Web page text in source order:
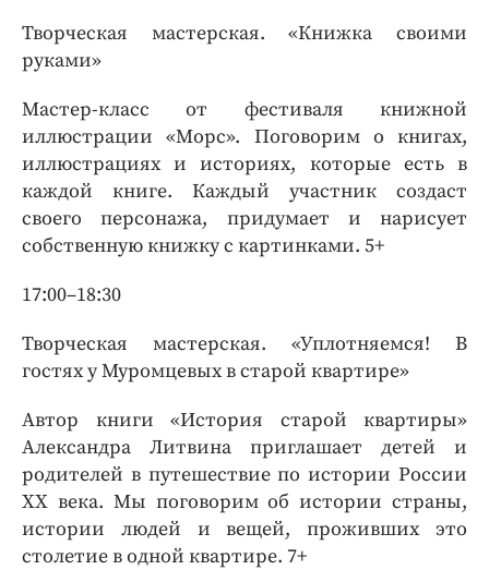
Творческая мастерская. «Книжка своими
руками»
Мастер-класс от фестиваля книжной
иллюстрации «Морс». Поговорим о книгах,
иллюстрациях и историях, которые есть в
каждой книге. Каждый участник создаст
своего персонажа, придумает и нарисует
собственную книжку с картинками. 5+
17:00–18:30
Творческая мастерская. «Уплотняемся! В
гостях у Муромцевых в старой квартире»
Автор книги «История старой квартиры»
Александра Литвина приглашает детей и
родителей в путешествие по истории России
ХХ века. Мы поговорим об истории страны,
истории людей и вещей, проживших это
столетие в одной квартире. 7+